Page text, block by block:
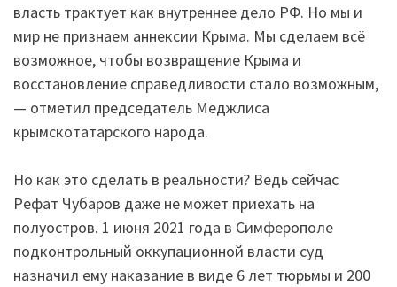
власть трактует как внутреннее дело РФ. Но мы и
мир не признаем аннексии Крыма. Мы сделаем всё
возможное, чтобы возвращение Крыма и
восстановление справедливости стало возможным,
— отметил председатель Меджлиса
крымскотатарского народа.
Но как это сделать в реальности? Ведь сейчас
Рефат Чубаров даже не может приехать на
полуостров. 1 июня 2021 года в Симферополе
подконтрольный оккупационной власти суд
назначил ему наказание в виде 6 лет тюрьмы и 200